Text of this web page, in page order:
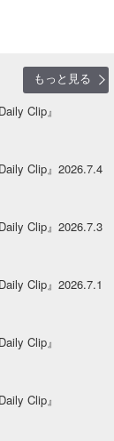
もっと見る
Clip』
Clip』2026.7.4
Clip』2026.7.3
Clip』2026.7.1
Clip』
Clip』